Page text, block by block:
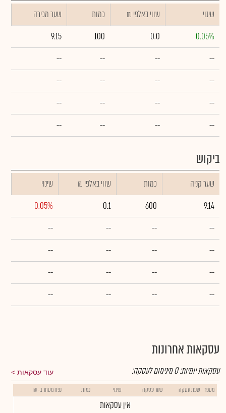
שינוי ₪ שווי באלפי כמות
שער מכירה
0.05%
0.0
100
9.15
--
--
--
--
--
--
--
--
--
--
--
--
--
--
--
--
ביקוש
שער קניה כמות ₪ שווי באלפי
שינוי
9.14
600
0.1
-0.05%
--
--
--
--
--
--
--
--
--
--
--
--
--
--
--
--
עסקאות אחרונות
עוד עסקאות עסקאות יומיות:0מינימום לעסקה:
מספר שעת עסקה שער עסקה שינוי כמות נפח מסחר ב- ₪
אין עסקאות